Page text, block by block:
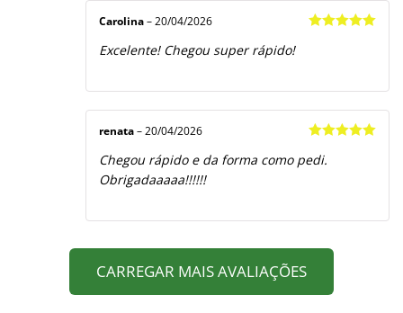
Carolina – 20/04/2026
Excelente! Chegou super rápido!
de 5
renata – 20/04/2026
Chegou rápido e da forma como pedi.
Obrigadaaaaa!!!!!!
CARREGAR MAIS AVALIAÇÕES